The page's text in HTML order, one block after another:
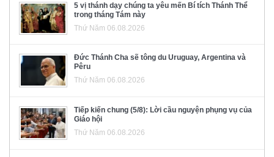
5 vị thánh dạy chúng ta yêu mến Bí tích Thánh Thể
trong tháng Tám này
Thứ Năm 06.08.2026
Đức Thánh Cha sẽ tông du Uruguay, Argentina và
Pêru
Thứ Năm 06.08.2026
Tiếp kiến chung (5/8): Lời cầu nguyện phụng vụ của
Giáo hội
Thứ Năm 06.08.2026